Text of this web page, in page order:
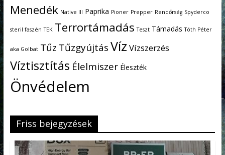
Menedék Native III Paprika Pioner Prepper Rendőrség Spyderco
steril faszén TEK Terrortámadás Teszt Támadás Tóth Péter
aka Golbat Tűz TűzgyújtásVíz Vízszerzés
Víztisztítás Élelmiszer Éleszték
Önvédelem
Friss bejegyzések